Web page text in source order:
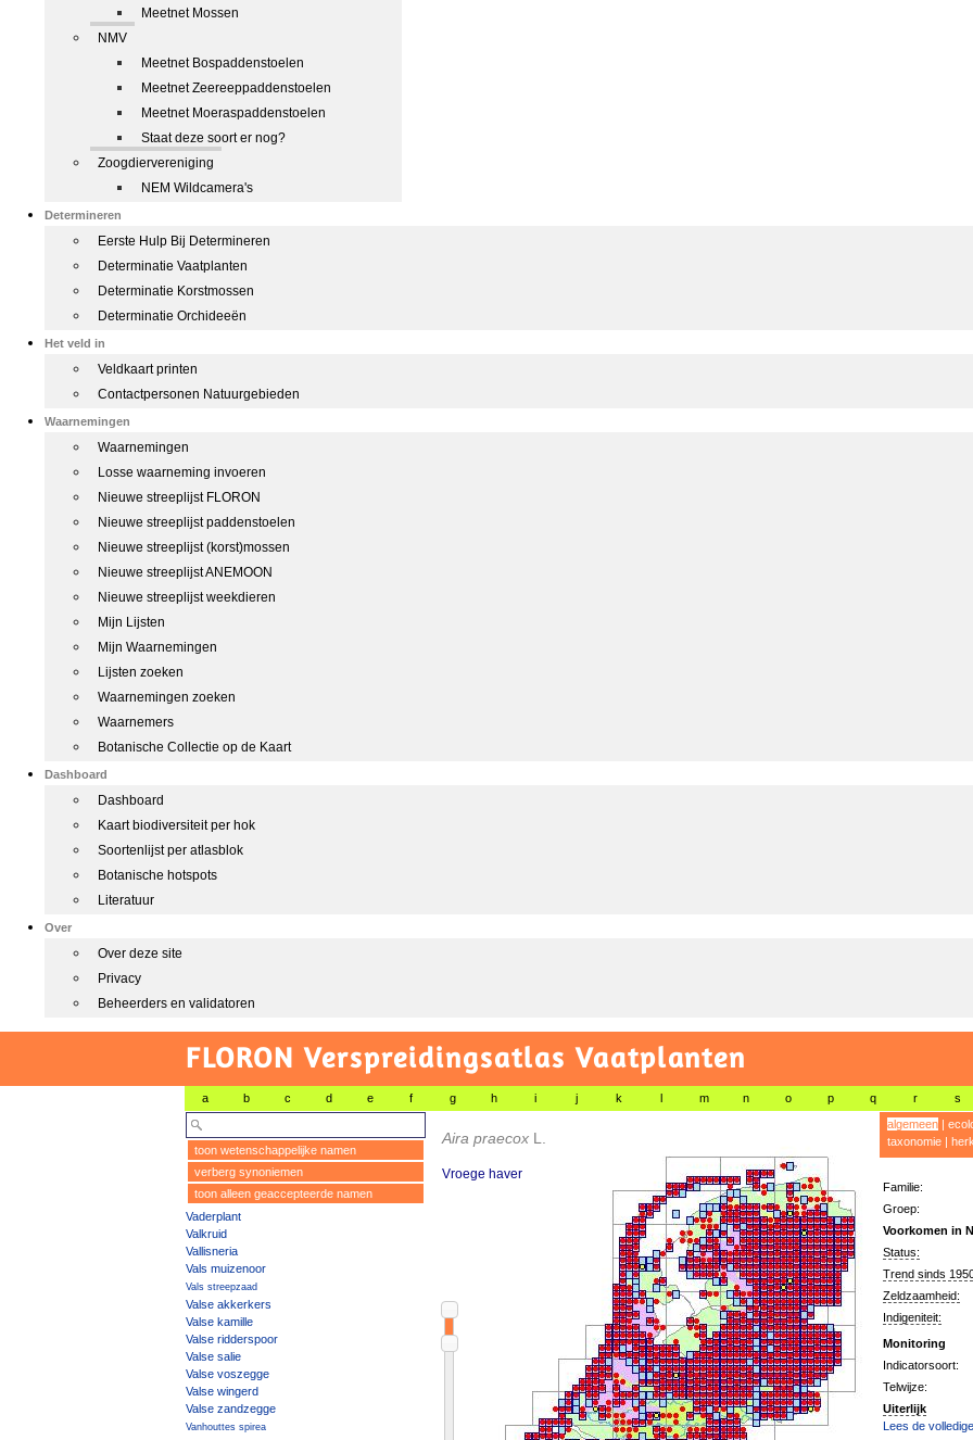
Meetnet Mossen
NMV
Meetnet Bospaddenstoelen
Meetnet Zeereeppaddenstoelen
Meetnet Moeraspaddenstoelen
Staat deze soort er nog?
Zoogdiervereniging
NEM Wildcamera's
Determineren
Eerste Hulp Bij Determineren
Determinatie Vaatplanten
Determinatie Korstmossen
Determinatie Orchideeën
Het veld in
Veldkaart printen
Contactpersonen Natuurgebieden
Waarnemingen
Waarnemingen
Losse waarneming invoeren
Nieuwe streeplijst FLORON
Nieuwe streeplijst paddenstoelen
Nieuwe streeplijst (korst)mossen
Nieuwe streeplijst ANEMOON
Nieuwe streeplijst weekdieren
Mijn Lijsten
Mijn Waarnemingen
Lijsten zoeken
Waarnemingen zoeken
Waarnemers
Botanische Collectie op de Kaart
Dashboard
Dashboard
Kaart biodiversiteit per hok
Soortenlijst per atlasblok
Botanische hotspots
Literatuur
Over
Over deze site
Privacy
Beheerders en validatoren
FLORON Verspreidingsatlas Vaatplanten
a b c d e f g h i j k l m n o p q r s
toon wetenschappelijke namen
verberg synoniemen
toon alleen geaccepteerde namen
Vaderplant
Valkruid
Vallisneria
Vals muizenoor
Vals streepzaad
Valse akkerkers
Valse kamille
Valse ridderspoor
Valse salie
Valse voszegge
Valse wingerd
Valse zandzegge
Vanhouttes spirea
Aira praecox L.
Vroege haver
algemeen|
taxonomie|
Familie:
Groep:
Voorkomen in
Status:
Trend sinds
Zeldzaamheid:
Indigeniteit:
Monitoring
Indicatorsoort:
Telwijze:
Uiterlijk
Lees de